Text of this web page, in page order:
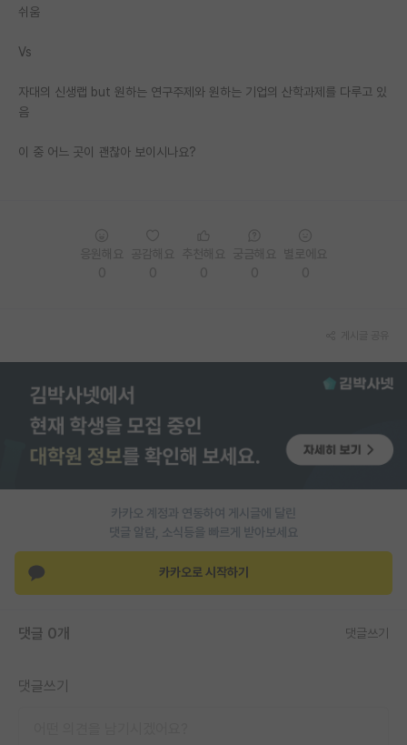
특수/전문대학원 게시판
이벤트
반도체 아카데미
쉬움
Vs
자대의 신생랩 but 원하는 연구주제와 원하는 기업의 산학과제를 다루고 있
음
이 중 어느 곳이 괜찮아 보이시나요?
카카오 계정과 연동하여 게시글에 달린
댓글 알람, 소식등을 빠르게 받아보세요
카카오로 시작하기
댓글 0개 댓글쓰기
댓글쓰기